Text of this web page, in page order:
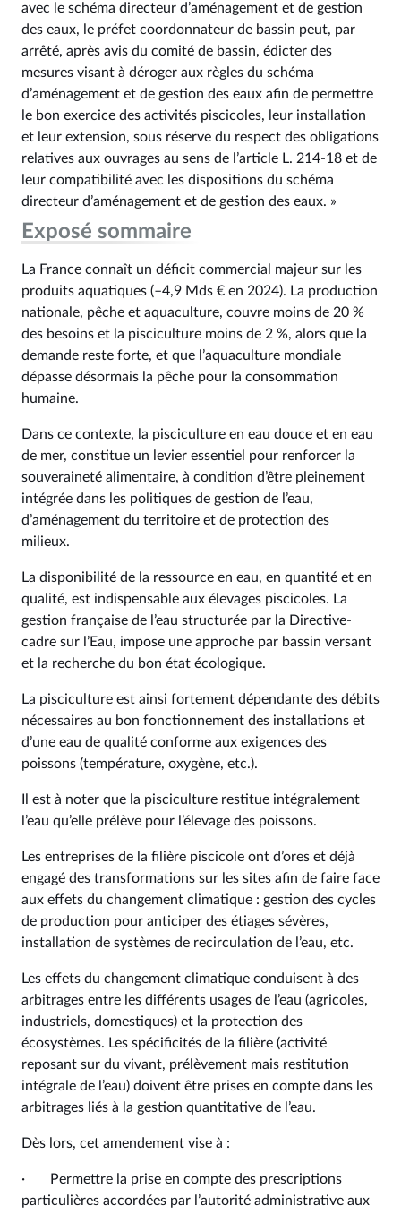
avec le schéma directeur d’aménagement et de gestion
des eaux, le préfet coordonnateur de bassin peut, par
arrêté, après avis du comité de bassin, édicter des
mesures visant à déroger aux règles du schéma
d’aménagement et de gestion des eaux afin de permettre
le bon exercice des activités piscicoles, leur installation
et leur extension, sous réserve du respect des obligations
relatives aux ouvrages au sens de l’article L. 214‑18 et de
leur compatibilité avec les dispositions du schéma
directeur d’aménagement et de gestion des eaux. »
Exposé sommaire
La France connaît un déficit commercial majeur sur les
produits aquatiques (–4,9 Mds € en 2024). La production
nationale, pêche et aquaculture, couvre moins de 20 %
des besoins et la pisciculture moins de 2 %, alors que la
demande reste forte, et que l’aquaculture mondiale
dépasse désormais la pêche pour la consommation
humaine.
Dans ce contexte, la pisciculture en eau douce et en eau
de mer, constitue un levier essentiel pour renforcer la
souveraineté alimentaire, à condition d’être pleinement
intégrée dans les politiques de gestion de l’eau,
d’aménagement du territoire et de protection des
milieux.
La disponibilité de la ressource en eau, en quantité et en
qualité, est indispensable aux élevages piscicoles. La
gestion française de l’eau structurée par la Directive-
cadre sur l’Eau, impose une approche par bassin versant
et la recherche du bon état écologique.
La pisciculture est ainsi fortement dépendante des débits
nécessaires au bon fonctionnement des installations et
d’une eau de qualité conforme aux exigences des
poissons (température, oxygène, etc.).
Il est à noter que la pisciculture restitue intégralement
l’eau qu’elle prélève pour l’élevage des poissons.
Les entreprises de la filière piscicole ont d’ores et déjà
engagé des transformations sur les sites afin de faire face
aux effets du changement climatique : gestion des cycles
de production pour anticiper des étiages sévères,
installation de systèmes de recirculation de l’eau, etc.
Les effets du changement climatique conduisent à des
arbitrages entre les différents usages de l’eau (agricoles,
industriels, domestiques) et la protection des
écosystèmes. Les spécificités de la filière (activité
reposant sur du vivant, prélèvement mais restitution
intégrale de l’eau) doivent être prises en compte dans les
arbitrages liés à la gestion quantitative de l’eau.
Dès lors, cet amendement vise à :
· Permettre la prise en compte des prescriptions
particulières accordées par l’autorité administrative aux